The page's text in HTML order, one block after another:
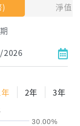
淨值
2年 3年
30.00%
依比例